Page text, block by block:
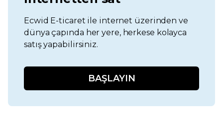
Ecwid E-ticaret ile internet üzerinden ve
dünya çapında her yere, herkese kolayca
satış yapabilirsiniz.
BAŞLAYIN